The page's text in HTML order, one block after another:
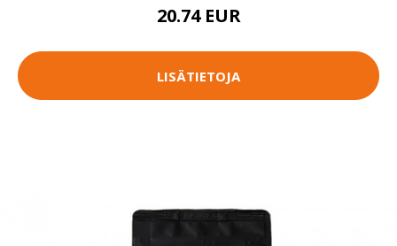
20.74 EUR
LISÄTIETOJA